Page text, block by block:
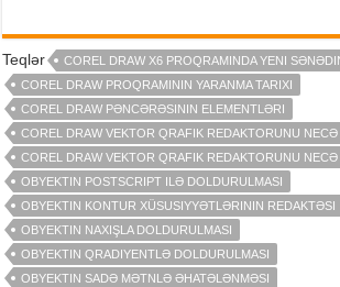
Teqlər
COREL DRAW X6 PROQRAMINDA YENI
COREL DRAW PROQRAMININ YARANMA TARIXI
COREL DRAW PƏNCƏRƏSININ ELEMENTLƏRI
COREL DRAW VEKTOR QRAFIK REDAKTORUNU NECƏ
COREL DRAW VEKTOR QRAFIK REDAKTORUNU NECƏ
OBYEKTIN POSTSCRIPT ILƏ DOLDURULMASI
OBYEKTIN KONTUR XÜSUSIYYƏTLƏRININ REDAKTƏSI
OBYEKTIN NAXIŞLA DOLDURULMASI
OBYEKTIN QRADIYENTLƏ DOLDURULMASI
OBYEKTIN SADƏ MƏTNLƏ ƏHATƏLƏNMƏSI